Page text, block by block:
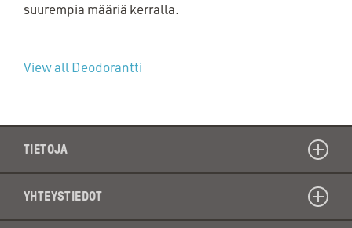
suurempia määriä kerralla.
View all Deodorantti
TIETOJA
YHTEYSTIEDOT